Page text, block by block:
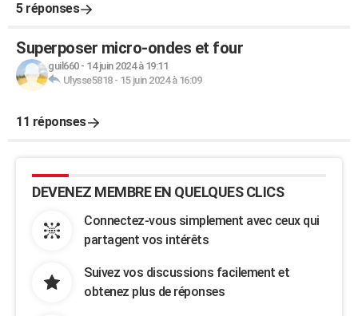
5 réponses
Superposer micro-ondes et four
guil660- 14 juin 2024 à 19:11
Ulysse5818- 15 juin 2024 à 16:09
11 réponses
DEVENEZ MEMBRE EN QUELQUES CLICS
Connectez-vous simplement avec ceux qui
partagent vos intérêts
Suivez vos discussions facilement et
obtenez plus de réponses